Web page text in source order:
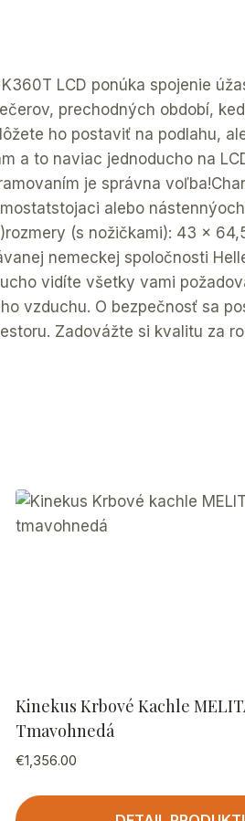
LCD ponúka spojenie
prechodných období,
ho postaviť na podlahu,
a to naviac jednoducho na
je správna
alebo
(s nožičkami): 43 x
nemeckej spoločnosti
vidíte všetky vami
vzduchu. O bezpečnosť sa
Zadovážte si kvalitu za
Kinekus Krbové Kachle
Tmavohnedá
€1,356.00